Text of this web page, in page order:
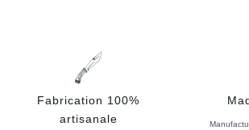
Fabrication 100%
artisanale